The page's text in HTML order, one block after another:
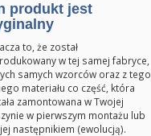
produkt jest
to, że został
w tej samej fabryce,
samych wzorców oraz z tego
materiału co część, która
zamontowana w Twojej
w pierwszym montażu lub
następnikiem (ewolucją).